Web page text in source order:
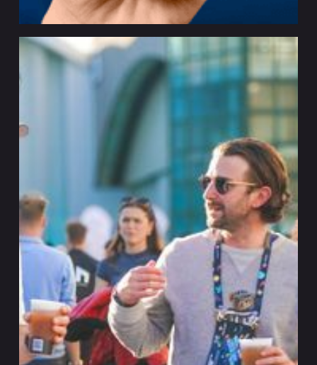
PEPSICO X VYTAL
Colaboración estratégica para soluciones
reutilizables
Compromiso Hamburgo